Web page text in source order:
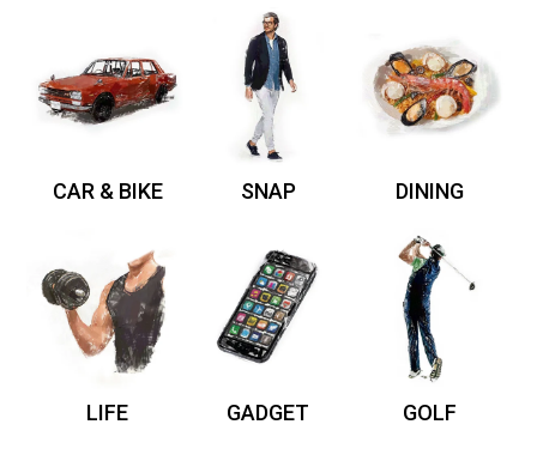
CAR & BIKE SNAP DINING
LIFE GADGET GOLF